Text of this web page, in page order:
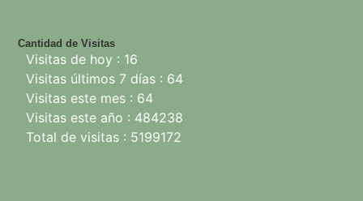
Cantidad de Visitas
Visitas de hoy : 16
Visitas últimos 7 días : 64
Visitas este mes : 64
Visitas este año : 484238
Total de visitas : 5199172